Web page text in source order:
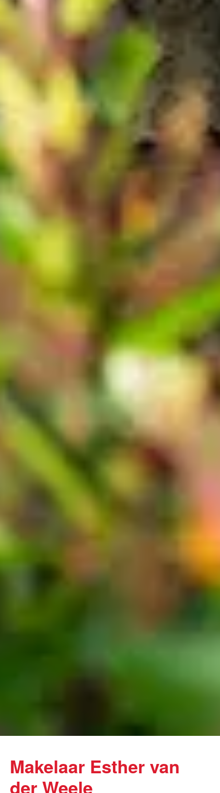
Makelaar Esther van
der Weele